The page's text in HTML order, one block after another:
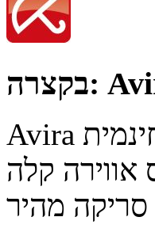
בקצרה:
Avira הינה תוכנת אנטי וירוס חינמית, Avira מצטיינת בהגנה
אווירה קלה